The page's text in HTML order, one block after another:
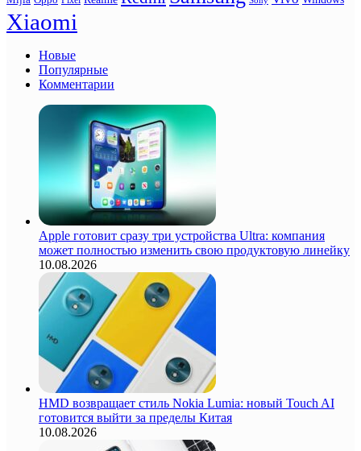
Xiaomi
Новые
Популярные
Комментарии
Apple готовит сразу три устройства Ultra: компания
может полностью изменить свою продуктовую линейку
10.08.2026
HMD возвращает стиль Nokia Lumia: новый Touch AI
готовится выйти за пределы Китая
10.08.2026